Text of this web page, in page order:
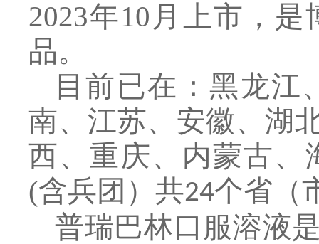
2023年10月上市，
品。
目前已在 ：黑龙江
南、 江苏、 安徽、 湖
西、 重庆、 内蒙古、
(含兵团） 共24个省 （
普瑞巴林口服溶液